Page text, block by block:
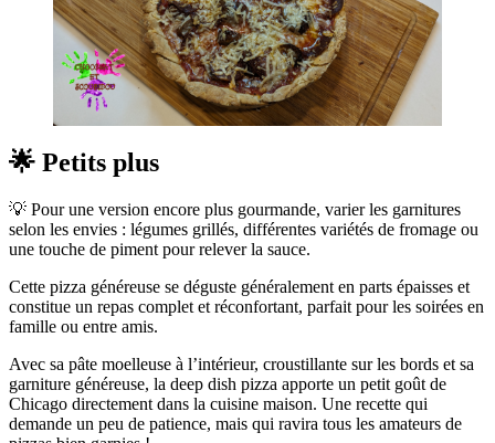
🌟 Petits plus
💡 Pour une version encore plus gourmande, varier les garnitures
selon les envies : légumes grillés, différentes variétés de fromage ou
une touche de piment pour relever la sauce.
Cette pizza généreuse se déguste généralement en parts épaisses et
constitue un repas complet et réconfortant, parfait pour les soirées en
famille ou entre amis.
Avec sa pâte moelleuse à l’intérieur, croustillante sur les bords et sa
garniture généreuse, la deep dish pizza apporte un petit goût de
Chicago directement dans la cuisine maison. Une recette qui
demande un peu de patience, mais qui ravira tous les amateurs de